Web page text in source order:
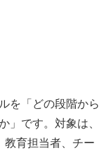
を「どの段階から
です。対象は、
教育担当者、チー